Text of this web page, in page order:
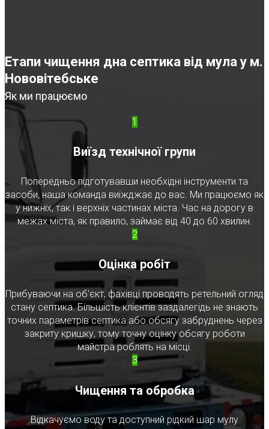
Етапи чищення дна септика від мула у м.
Нововітебське
Як ми працюємо
1
Виїзд технічної групи
Попередньо підготувавши необхідні інструменти та
засоби, наша команда виїжджає до вас. Ми працюємо як
у нижніх, так і верхніх частинах міста. Час на дорогу в
межах міста, як правило, займає від 40 до 60 хвилин.
2
Оцінка робіт
Прибуваючи на об'єкт, фахівці проводять ретельний огляд
стану септика. Більшість клієнтів заздалегідь не знають
точних параметрів септика або обсягу забруднень через
закриту кришку, тому точну оцінку обсягу роботи
майстра роблять на місці.
3
Чищення та обробка
Відкачуємо воду та доступний рідкий шар мулу